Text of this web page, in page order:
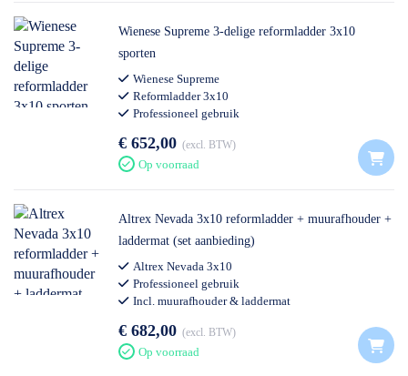
Wienese Supreme 3-delige reformladder 3x10
sporten
Wienese Supreme
Reformladder 3x10
Professioneel gebruik
€ 652,00 excl. BTW
Op voorraad
Altrex Nevada 3x10 reformladder + muurafhouder +
laddermat (set aanbieding)
Altrex Nevada 3x10
Professioneel gebruik
Incl. muurafhouder & laddermat
€ 682,00 excl. BTW
Op voorraad